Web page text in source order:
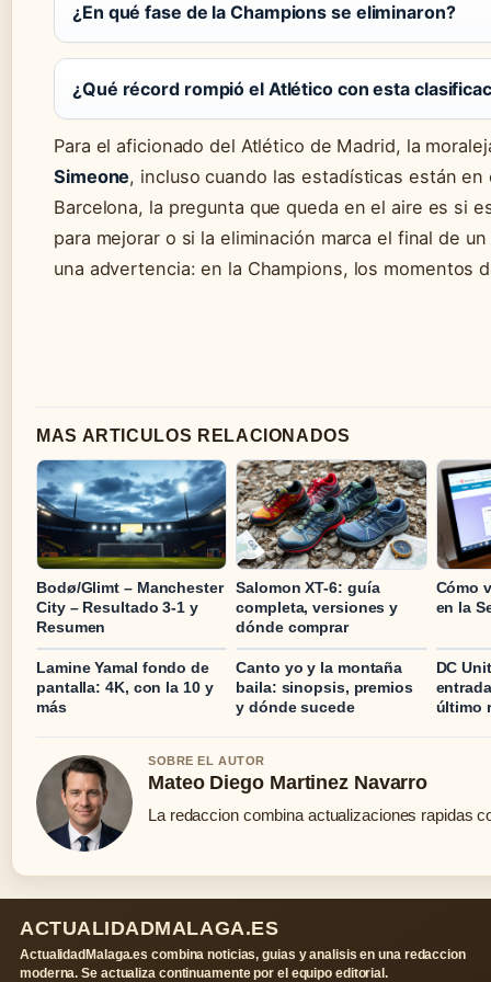
¿En qué fase de la Champions se eliminaron?
¿Qué récord rompió el Atlético con esta
Para el aficionado del Atlético de Madrid, la
Simeone, incluso cuando las estadísticas están
Barcelona, la pregunta que queda en el aire es si
para mejorar o si la eliminación marca el final de
una advertencia: en la Champions, los momentos
MAS ARTICULOS RELACIONADOS
Bodø/Glimt – Manchester
City – Resultado 3-1 y
Resumen
Salomon XT-6: guía
completa, versiones y
dónde comprar
Cómo
en la
Lamine Yamal fondo de
pantalla: 4K, con la 10 y
más
Canto yo y la montaña
baila: sinopsis, premios
y dónde sucede
DC
último
SOBRE EL AUTOR
Mateo Diego Martinez Navarro
La redaccion combina actualizaciones rapidas
ACTUALIDADMALAGA.ES
ActualidadMalaga.es combina noticias, guias y analisis en una redaccion
moderna. Se actualiza continuamente por el equipo editorial.